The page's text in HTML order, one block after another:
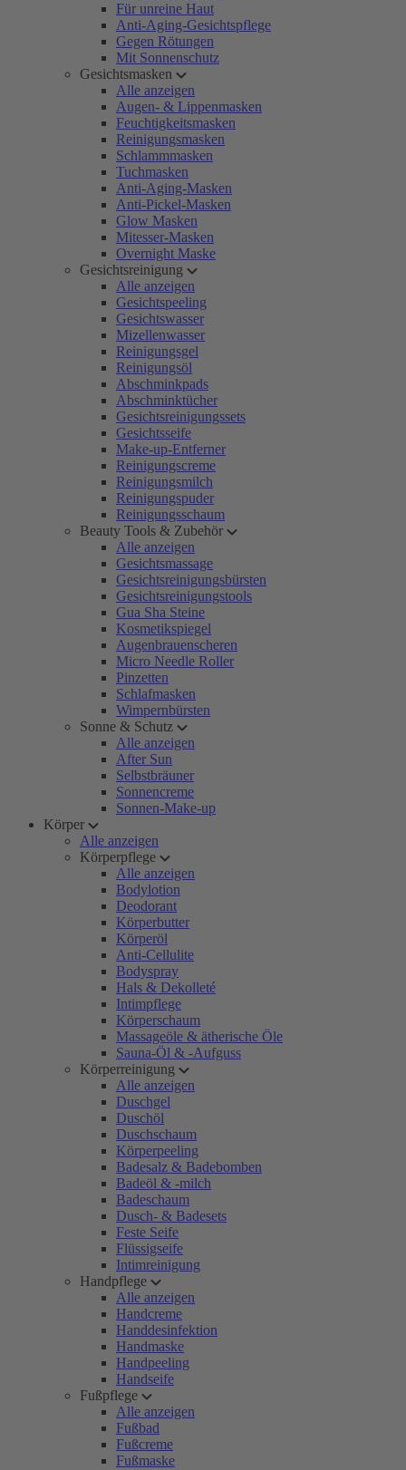
Für unreine Haut
Anti-Aging-Gesichtspflege
Gegen Rötungen
Mit Sonnenschutz
Gesichtsmasken
Alle anzeigen
Augen- & Lippenmasken
Feuchtigkeitsmasken
Reinigungsmasken
Schlammmasken
Tuchmasken
Anti-Aging-Masken
Anti-Pickel-Masken
Glow Masken
Mitesser-Masken
Overnight Maske
Gesichtsreinigung
Alle anzeigen
Gesichtspeeling
Gesichtswasser
Mizellenwasser
Reinigungsgel
Reinigungsöl
Abschminkpads
Abschminktücher
Gesichtsreinigungssets
Gesichtsseife
Make-up-Entferner
Reinigungscreme
Reinigungsmilch
Reinigungspuder
Reinigungsschaum
Beauty Tools & Zubehör
Alle anzeigen
Gesichtsmassage
Gesichtsreinigungsbürsten
Gesichtsreinigungstools
Gua Sha Steine
Kosmetikspiegel
Augenbrauenscheren
Micro Needle Roller
Pinzetten
Schlafmasken
Wimpernbürsten
Sonne & Schutz
Alle anzeigen
After Sun
Selbstbräuner
Sonnencreme
Sonnen-Make-up
Körper
Alle anzeigen
Körperpflege
Alle anzeigen
Bodylotion
Deodorant
Körperbutter
Körperöl
Anti-Cellulite
Bodyspray
Hals & Dekolleté
Intimpflege
Körperschaum
Massageöle & ätherische Öle
Sauna-Öl & -Aufguss
Körperreinigung
Alle anzeigen
Duschgel
Duschöl
Duschschaum
Körperpeeling
Badesalz & Badebomben
Badeöl & -milch
Badeschaum
Dusch- & Badesets
Feste Seife
Flüssigseife
Intimreinigung
Handpflege
Alle anzeigen
Handcreme
Handdesinfektion
Handmaske
Handpeeling
Handseife
Fußpflege
Alle anzeigen
Fußbad
Fußcreme
Fußmaske